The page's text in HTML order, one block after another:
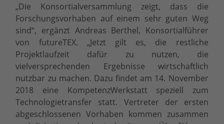
„Die Konsortialversammlung zeigt, dass die
Forschungsvorhaben auf einem sehr guten Weg
sind“, ergänzt Andreas Berthel, Konsortialführer
von futureTEX. „Jetzt gilt es, die restliche
Projektlaufzeit dafür zu nutzen, die
vielversprechenden Ergebnisse wirtschaftlich
nutzbar zu machen. Dazu findet am 14. November
2018 eine KompetenzWerkstatt speziell zum
Technologietransfer statt. Vertreter der ersten
abgeschlossenen Vorhaben kommen zusammen